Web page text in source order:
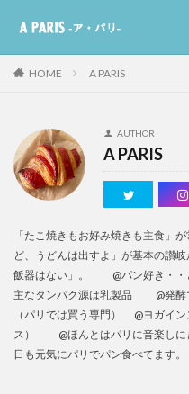
HOME A PARIS
AUTHOR
A PARIS
「たこ焼きもお好み焼きも主食」
ど、うどんは出すよ」が基本の讃
飯器はない」。 @パン好き・・
主なタンパク源は乳製品 @発酵
（パリでは買う専門） @ヨガイ
ス） @ほんとはパリに音楽しに
日も元気にパリでパン食べてます。